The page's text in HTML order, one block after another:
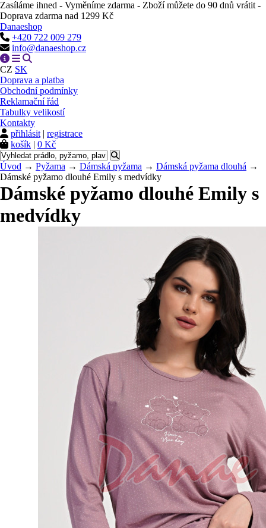
Zasíláme ihned - Vyměníme zdarma - Zboží můžete do 90 dnů vrátit -
Doprava zdarma nad 1299 Kč
Danaeshop
+420 722 009 279
info@danaeshop.cz
CZ SK
Doprava a platba
Obchodní podmínky
Reklamační řád
Tabulky velikostí
Kontakty
přihlásit | registrace
košík | 0 Kč
Úvod → Pyžama → Dámská pyžama → Dámská pyžama dlouhá →
Dámské pyžamo dlouhé Emily s medvídky
Dámské pyžamo dlouhé Emily s
medvídky